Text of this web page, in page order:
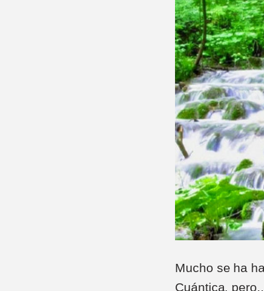
Mucho se ha
Cuántica,